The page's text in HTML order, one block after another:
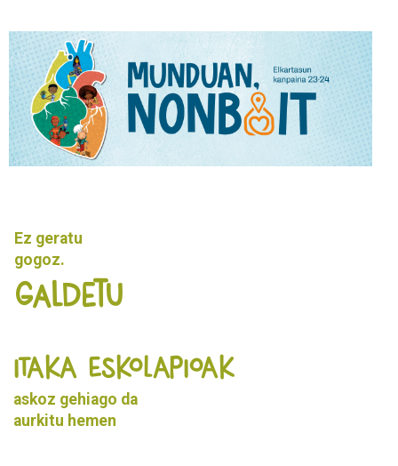
Ez geratu
gogoz.
Galdetu
ITAKA ESKOLAPIOAK
askoz gehiago da
aurkitu hemen